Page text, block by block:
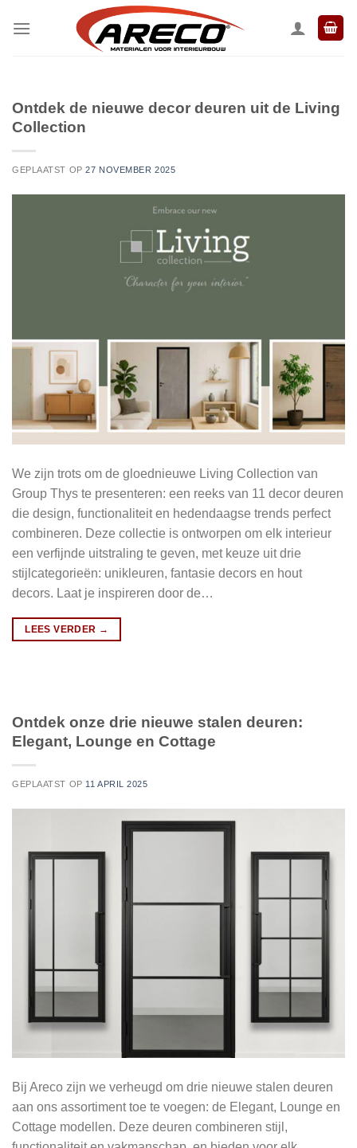
naar
Ontdek de nieuwe decor deuren uit de Living
Collection
GEPLAATST OP27 NOVEMBER 2025
We zijn trots om de gloednieuwe Living Collection van
Group Thys te presenteren: een reeks van 11 decor deuren
die design, functionaliteit en hedendaagse trends perfect
combineren. Deze collectie is ontworpen om elk interieur
een verfijnde uitstraling te geven, met keuze uit drie
stijlcategorieën: unikleuren, fantasie decors en hout
decors. Laat je inspireren door de…
LEES VERDER →
Ontdek onze drie nieuwe stalen deuren:
Elegant, Lounge en Cottage
GEPLAATST OP 11 APRIL 2025
Bij Areco zijn we verheugd om drie nieuwe stalen deuren
aan ons assortiment toe te voegen: de Elegant, Lounge en
Cottage modellen. Deze deuren combineren stijl,